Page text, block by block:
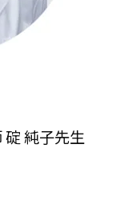
純子先生